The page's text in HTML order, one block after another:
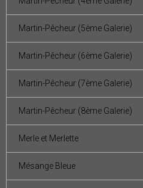
Martin-Pêcheur (5ème Galerie)
Martin-Pêcheur (6ème Galerie)
Martin-Pêcheur (7ème Galerie)
Martin-Pêcheur (8ème Galerie)
Merle et Merlette
Mésange Bleue